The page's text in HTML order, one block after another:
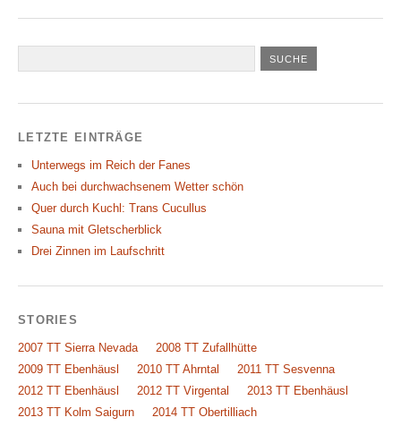
LETZTE EINTRÄGE
Unterwegs im Reich der Fanes
Auch bei durchwachsenem Wetter schön
Quer durch Kuchl: Trans Cucullus
Sauna mit Gletscherblick
Drei Zinnen im Laufschritt
STORIES
2007 TT Sierra Nevada
2008 TT Zufallhütte
2009 TT Ebenhäusl
2010 TT Ahrntal
2011 TT Sesvenna
2012 TT Ebenhäusl
2012 TT Virgental
2013 TT Ebenhäusl
2013 TT Kolm Saigurn
2014 TT Obertilliach